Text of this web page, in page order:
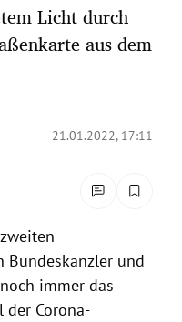
Licht durch
aus dem
21.01.2022, 17:11
Bundeskanzler und
immer das
der Corona-